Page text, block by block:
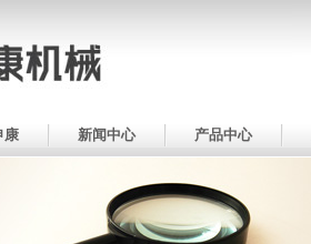
康 新闻中心 产品中心